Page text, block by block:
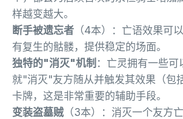
样越变越大。
断手被遗忘者 （4本）：亡语效果可
有复生的骷髅，提供稳定的场面。
独特的"消灭"机制 ：亡灵拥有一些可
就"消灭"友方随从并触发其效果（包
卡牌，这是非常重要的辅助手段。
变装盗墓贼（3本）：消灭一个友方